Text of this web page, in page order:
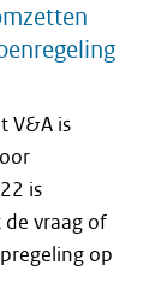
V&A is
is
vraag of
op